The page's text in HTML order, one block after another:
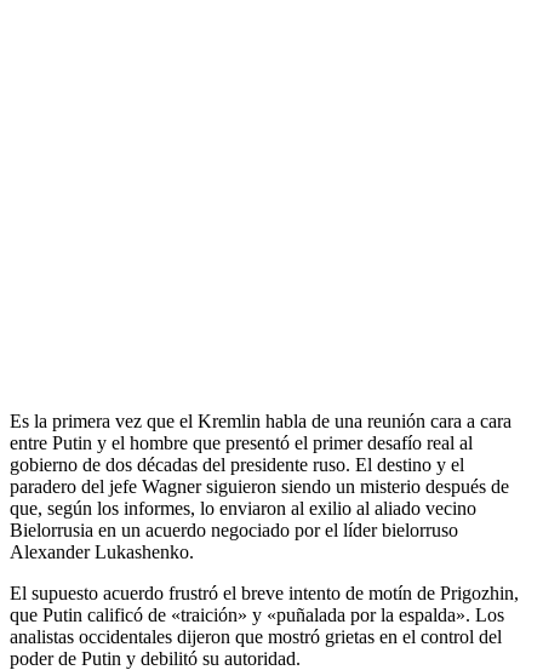
Es la primera vez que el Kremlin habla de una reunión cara a cara
entre Putin y el hombre que presentó el primer desafío real al
gobierno de dos décadas del presidente ruso. El destino y el
paradero del jefe Wagner siguieron siendo un misterio después de
que, según los informes, lo enviaron al exilio al aliado vecino
Bielorrusia en un acuerdo negociado por el líder bielorruso
Alexander Lukashenko.
El supuesto acuerdo frustró el breve intento de motín de Prigozhin,
que Putin calificó de «traición» y «puñalada por la espalda». Los
analistas occidentales dijeron que mostró grietas en el control del
poder de Putin y debilitó su autoridad.